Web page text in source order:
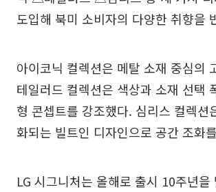
도입해 북미 소비자의 다양한 취향을
아이코닉 컬렉션은 메탈 소재 중심의
테일러드 컬렉션은 색상과 소재 선택
형 콘셉트를 강조했다. 심리스 컬렉션
화되는 빌트인 디자인으로 공간 조화
LG 시그니처는 올해로 출시 10주년을